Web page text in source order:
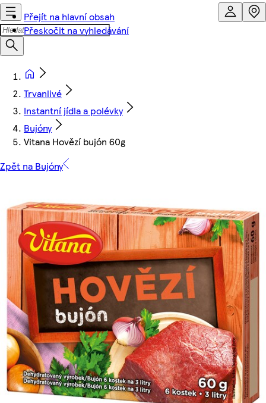
Přejít na hlavní obsah
Přeskočit na vyhledávání
Trvanlivé
Instantní jídla a polévky
Bujóny
Vitana Hovězí bujón 60g
Zpět na Bujóny